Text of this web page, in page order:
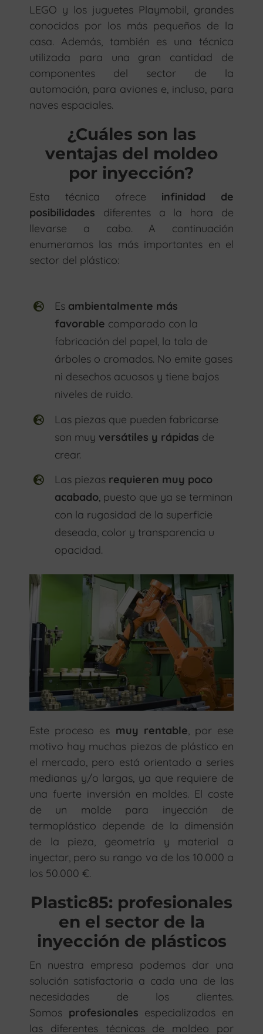
LEGO y los juguetes Playmobil, grandes
conocidos por los más pequeños de la
casa. Además, también es una técnica
utilizada para una gran cantidad de
componentes del sector de la
automoción, para aviones e, incluso, para
naves espaciales.
¿Cuáles son las
ventajas del moldeo
por inyección?
Esta técnica ofrece infinidad de
posibilidades diferentes a la hora de
llevarse a cabo. A continuación
enumeramos las más importantes en el
sector del plástico:
Es ambientalmente más
favorable comparado con la
fabricación del papel, la tala de
árboles o cromados. No emite gases
ni desechos acuosos y tiene bajos
niveles de ruido.
Las piezas que pueden fabricarse
son muy versátiles y rápidas de
crear.
Las piezas requieren muy poco
acabado, puesto que ya se terminan
con la rugosidad de la superficie
deseada, color y transparencia u
opacidad.
Este proceso es muy rentable, por ese
motivo hay muchas piezas de plástico en
el mercado, pero está orientado a series
medianas y/o largas, ya que requiere de
una fuerte inversión en moldes. El coste
de un molde para inyección de
termoplástico depende de la dimensión
de la pieza, geometría y material a
inyectar, pero su rango va de los 10.000 a
los 50.000 €.
Plastic85: profesionales
en el sector de la
inyección de plásticos
En nuestra empresa podemos dar una
solución satisfactoria a cada una de las
necesidades de los clientes.
Somos profesionales especializados en
las diferentes técnicas de moldeo por